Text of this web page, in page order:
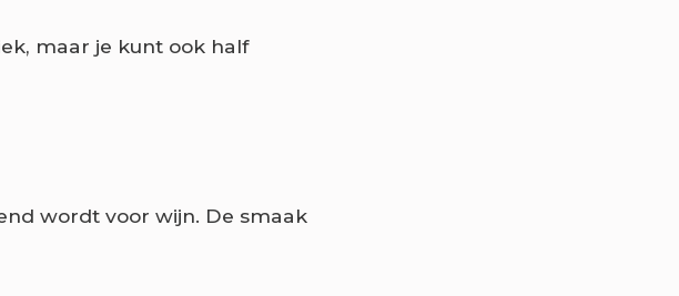
maar je kunt ook half
wordt voor wijn. De smaak